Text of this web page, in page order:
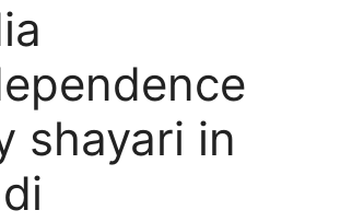
shayari in